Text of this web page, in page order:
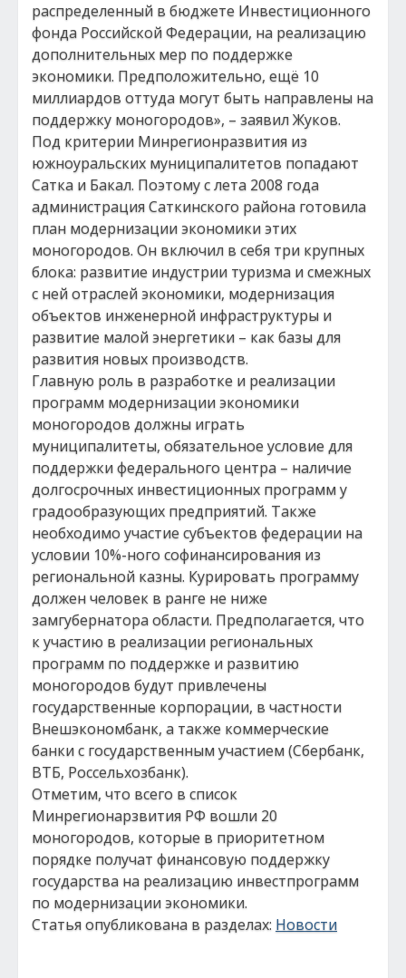
распределенный в бюджете Инвестиционного
фонда Российской Федерации, на реализацию
дополнительных мер по поддержке
экономики. Предположительно, ещё 10
миллиардов оттуда могут быть направлены на
поддержку моногородов», – заявил Жуков.
Под критерии Минрегионразвития из
южноуральских муниципалитетов попадают
Сатка и Бакал. Поэтому с лета 2008 года
администрация Саткинского района готовила
план модернизации экономики этих
моногородов. Он включил в себя три крупных
блока: развитие индустрии туризма и смежных
с ней отраслей экономики, модернизация
объектов инженерной инфраструктуры и
развитие малой энергетики – как базы для
развития новых производств.
Главную роль в разработке и реализации
программ модернизации экономики
моногородов должны играть
муниципалитеты, обязательное условие для
поддержки федерального центра – наличие
долгосрочных инвестиционных программ у
градообразующих предприятий. Также
необходимо участие субъектов федерации на
условии 10%-ного софинансирования из
региональной казны. Курировать программу
должен человек в ранге не ниже
замгубернатора области. Предполагается, что
к участию в реализации региональных
программ по поддержке и развитию
моногородов будут привлечены
государственные корпорации, в частности
Внешэкономбанк, а также коммерческие
банки с государственным участием (Сбербанк,
ВТБ, Россельхозбанк).
Отметим, что всего в список
Минрегионарзвития РФ вошли 20
моногородов, которые в приоритетном
порядке получат финансовую поддержку
государства на реализацию инвестпрограмм
по модернизации экономики.
Статья опубликована в разделах: Новости